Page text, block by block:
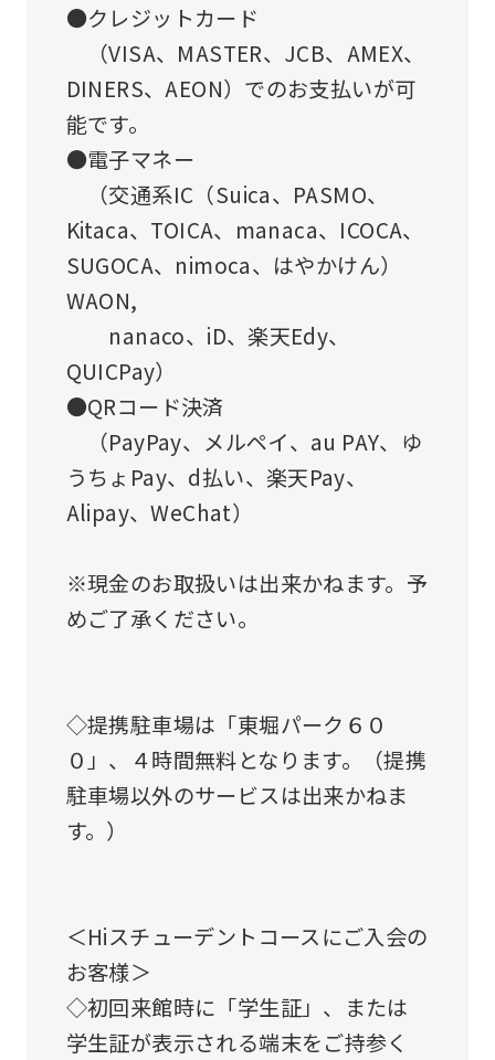
●クレジットカード
（VISA、MASTER、JCB、AMEX、
DINERS、AEON）でのお支払いが可
能です。
●電子マネー
（交通系IC（Suica、PASMO、
Kitaca、TOICA、manaca、ICOCA、
SUGOCA、nimoca、はやかけん）
WAON,
nanaco、iD、楽天Edy、
QUICPay）
●QRコード決済
（PayPay、メルペイ、au PAY、ゆ
うちょPay、d払い、楽天Pay、
Alipay、WeChat）
※現金のお取扱いは出来かねます。予
めご了承ください。
◇提携駐車場は「東堀パーク６０
０」、４時間無料となります。（提携
駐車場以外のサービスは出来かねま
す。）
＜Hiスチューデントコースにご入会の
お客様＞
◇初回来館時に「学生証」、または
学生証が表示される端末をご持参く
be
translated
mechanically,
may
not
be
accurate
translation
may
the
ask
that
you
before
the
service.